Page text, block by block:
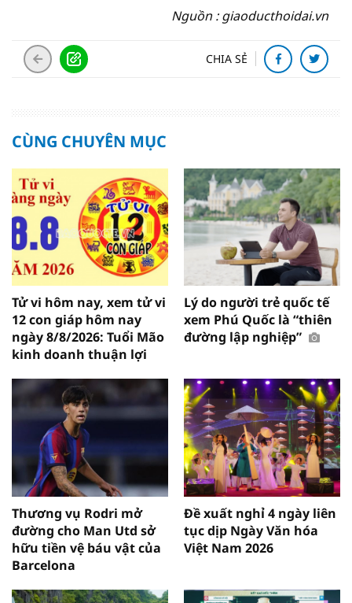
Nguồn : giaoducthoidai.vn
CHIA SẺ
CÙNG CHUYÊN MỤC
Tử vi hôm nay, xem tử vi
12 con giáp hôm nay
ngày 8/8/2026: Tuổi Mão
kinh doanh thuận lợi
Lý do người trẻ quốc tế
xem Phú Quốc là “thiên
đường lập nghiệp”
Thương vụ Rodri mở
đường cho Man Utd sở
hữu tiền vệ báu vật của
Barcelona
Đề xuất nghỉ 4 ngày liên
tục dịp Ngày Văn hóa
Việt Nam 2026